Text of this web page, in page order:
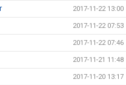
2017-11-22 13:00
2017-11-22 07:53
2017-11-22 07:46
2017-11-21 11:48
2017-11-20 13:17